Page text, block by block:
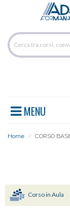
MENU
Home / CORSO
Corso in Aula